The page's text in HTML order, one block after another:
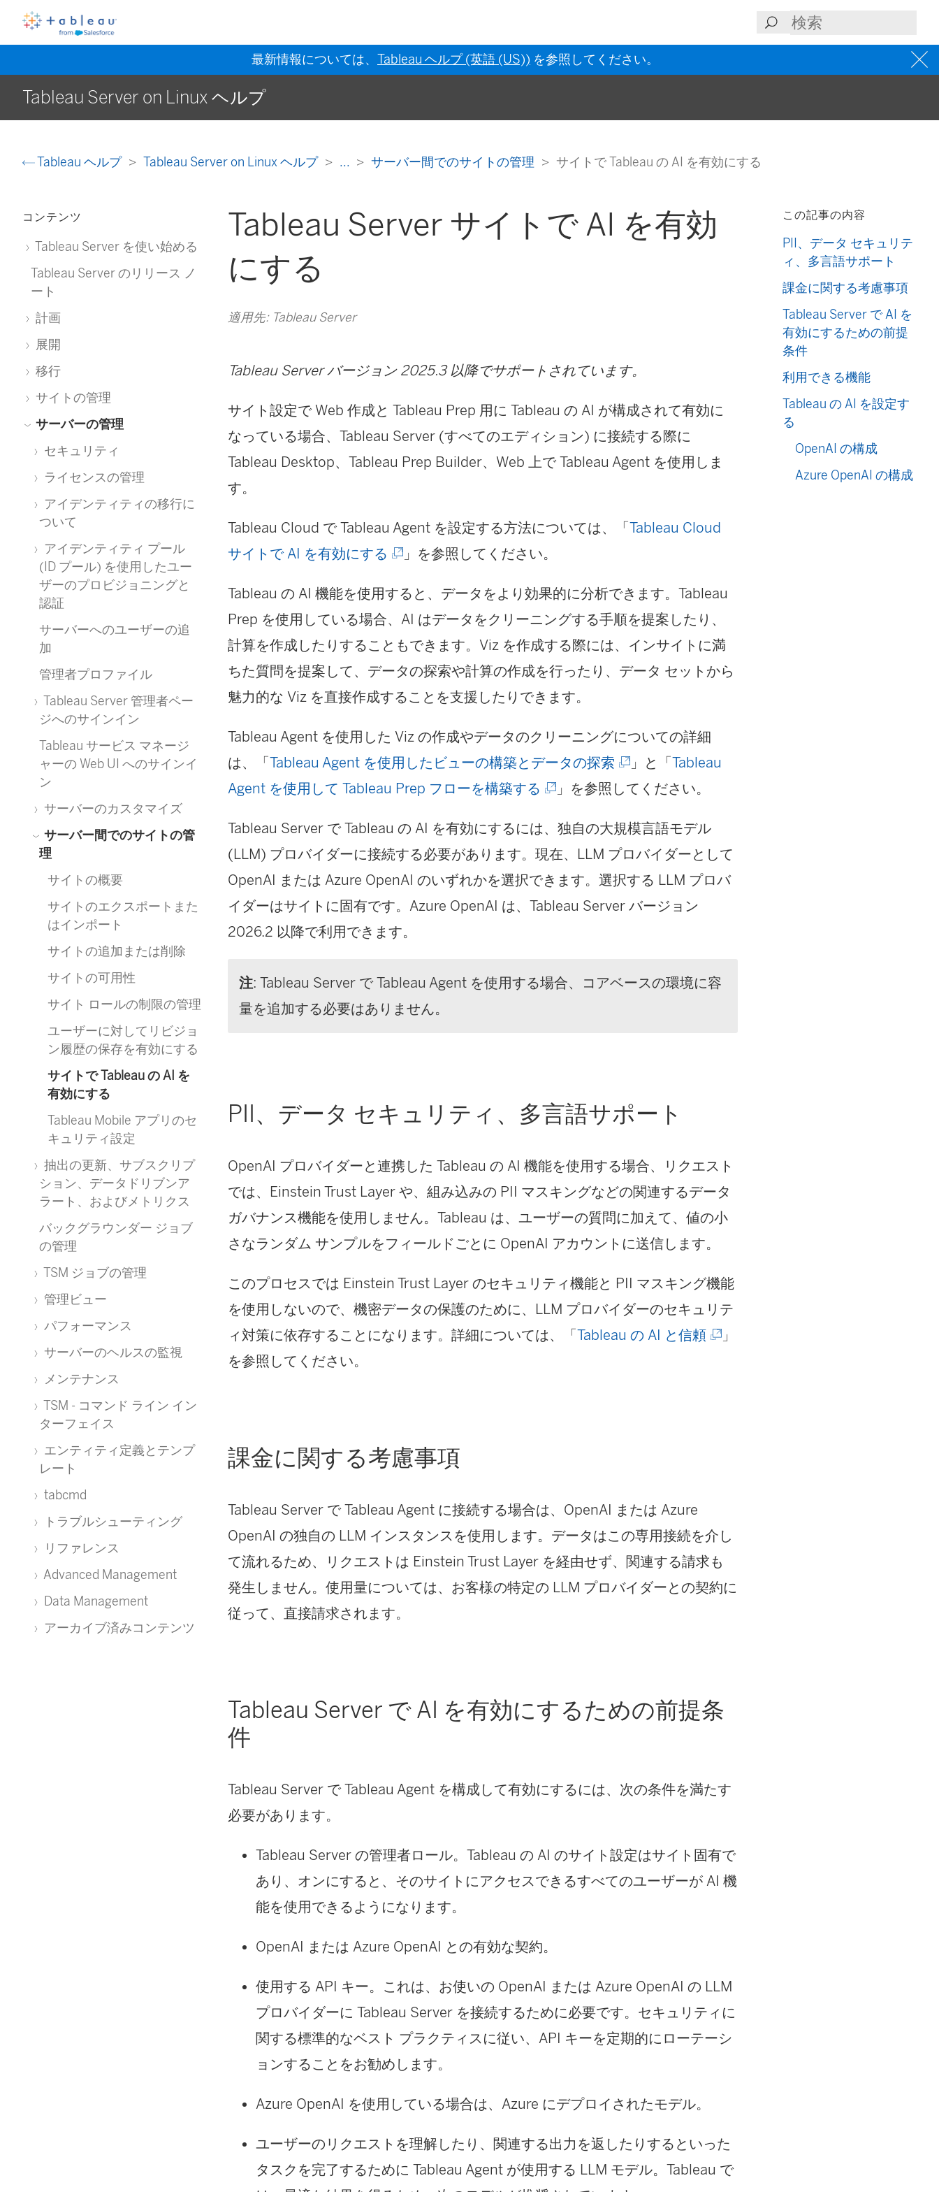
最新情報については、 Tableau ヘルプ (英語 (US)) を参照してください。
Tableau Server on Linux ヘルプ
Tableau ヘルプ Tableau Server on Linux ヘルプ ... サーバー間でのサイトの管理 サイトで Tableau の AI を有効にする
コンテンツ
Tableau Server を使い始める
Tableau Server のリリース ノ
ート
計画
展開
移行
サイトの管理
サーバーの管理
セキュリティ
ライセンスの管理
アイデンティティの移行に
ついて
アイデンティティ プール
(ID プール) を使用したユー
ザーのプロビジョニングと
認証
サーバーへのユーザーの追
加
管理者プロファイル
Tableau Server 管理者ペー
ジへのサインイン
Tableau サービス マネージ
ャーの Web UI へのサインイ
ン
サーバーのカスタマイズ
サーバー間でのサイトの管
理
サイトの概要
サイトのエクスポートまた
はインポート
サイトの追加または削除
サイトの可用性
サイト ロールの制限の管理
ユーザーに対してリビジョ
ン履歴の保存を有効にする
サイトで Tableau の AI を
有効にする
Tableau Mobile アプリのセ
キュリティ設定
抽出の更新、サブスクリプ
ション、データドリブンア
ラート、およびメトリクス
バックグラウンダー ジョブ
の管理
TSM ジョブの管理
管理ビュー
パフォーマンス
サーバーのヘルスの監視
メンテナンス
TSM - コマンド ライン イン
ターフェイス
エンティティ定義とテンプ
レート
tabcmd
トラブルシューティング
リファレンス
Advanced Management
Data Management
アーカイブ済みコンテンツ
Tableau Server サイトで AI を有効
にする
適用先: Tableau Server
Tableau Server バージョン 2025.3 以降でサポートされています。
サイト設定で Web 作成と Tableau Prep 用に Tableau の AI が構成されて有効に
なっている場合、Tableau Server (すべてのエディション) に接続する際に
Tableau Desktop、Tableau Prep Builder、Web 上で Tableau Agent を使用しま
す。
Tableau Cloud で Tableau Agent を設定する方法については、「Tableau Cloud
サイトで AI を有効にする (
し
い
ウ
ィ
ン
ド
ウ
で
ン
ク
が
開
く
」を参照してください。
Tableau の AI 機能を使用すると、データをより効果的に分析できます。Tableau
Prep を使用している場合、AI はデータをクリーニングする手順を提案したり、
計算を作成したりすることもできます。Viz を作成する際には、インサイトに満
ちた質問を提案して、データの探索や計算の作成を行ったり、データ セットから
魅力的な Viz を直接作成することを支援したりできます。
Tableau Agent を使用した Viz の作成やデータのクリーニングについての詳細
は、「Tableau Agent を使用したビューの構築とデータの探索 (
新
い
ウ
ィ
開
)
」と「Tableau
Agent を使用して Tableau Prep フローを構築する (
し
い
ウ
ウ
が
く
)
」を参照してください。
Tableau Server で Tableau の AI を有効にするには、独自の大規模言語モデル
(LLM) プロバイダーに接続する必要があります。現在、LLM プロバイダーとして
OpenAI または Azure OpenAI のいずれかを選択できます。選択する LLM プロバ
イダーはサイトに固有です。Azure OpenAI は、Tableau Server バージョン
2026.2 以降で利用できます。
注: Tableau Server で Tableau Agent を使用する場合、コアベースの環境に容
量を追加する必要はありません。
PII、データ セキュリティ、多言語サポート
OpenAI プロバイダーと連携した Tableau の AI 機能を使用する場合、リクエスト
では、Einstein Trust Layer や、組み込みの PII マスキングなどの関連するデータ
ガバナンス機能を使用しません。Tableau は、ユーザーの質問に加えて、値の小
さなランダム サンプルをフィールドごとに OpenAI アカウントに送信します。
このプロセスでは Einstein Trust Layer のセキュリティ機能と PII マスキング機能
を使用しないので、機密データの保護のために、LLM プロバイダーのセキュリテ
ィ対策に依存することになります。詳細については、「Tableau の AI と信頼(
ウ
で
リ
開
く
」
を参照してください。
課金に関する考慮事項
Tableau Server で Tableau Agent に接続する場合は、OpenAI または Azure
OpenAI の独自の LLM インスタンスを使用します。データはこの専用接続を介し
て流れるため、リクエストは Einstein Trust Layer を経由せず、関連する請求も
発生しません。使用量については、お客様の特定の LLM プロバイダーとの契約に
従って、直接請求されます。
Tableau Server で AI を有効にするための前提条
件
Tableau Server で Tableau Agent を構成して有効にするには、次の条件を満たす
必要があります。
Tableau Server の管理者ロール。Tableau の AI のサイト設定はサイト固有で
あり、オンにすると、そのサイトにアクセスできるすべてのユーザーが AI 機
能を使用できるようになります。
OpenAI または Azure OpenAI との有効な契約。
使用する API キー。これは、お使いの OpenAI または Azure OpenAI の LLM
プロバイダーに Tableau Server を接続するために必要です。セキュリティに
関する標準的なベスト プラクティスに従い、API キーを定期的にローテーシ
ョンすることをお勧めします。
Azure OpenAI を使用している場合は、Azure にデプロイされたモデル。
ユーザーのリクエストを理解したり、関連する出力を返したりするといった
タスクを完了するために Tableau Agent が使用する LLM モデル。Tableau で
この記事の内容
PII、データ セキュリテ
ィ、多言語サポート
課金に関する考慮事項
Tableau Server で AI を
有効にするための前提
条件
利用できる機能
Tableau の AI を設定す
る
OpenAI の構成
Azure OpenAI の構成